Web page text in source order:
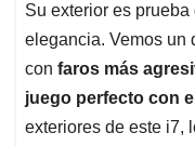
Su exterior es
elegancia. Vemos un
con faros más
juego perfecto con
exteriores de este i7,